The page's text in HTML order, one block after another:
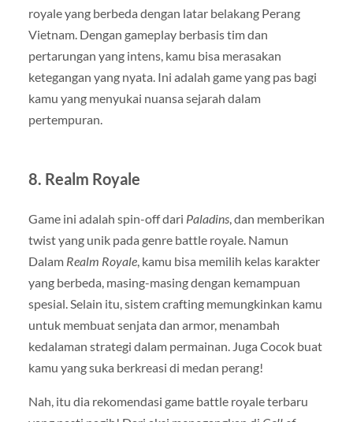
royale yang berbeda dengan latar belakang Perang
Vietnam. Dengan gameplay berbasis tim dan
pertarungan yang intens, kamu bisa merasakan
ketegangan yang nyata. Ini adalah game yang pas bagi
kamu yang menyukai nuansa sejarah dalam
pertempuran.
8. Realm Royale
Game ini adalah spin-off dari Paladins, dan memberikan
twist yang unik pada genre battle royale. Namun
Dalam Realm Royale, kamu bisa memilih kelas karakter
yang berbeda, masing-masing dengan kemampuan
spesial. Selain itu, sistem crafting memungkinkan kamu
untuk membuat senjata dan armor, menambah
kedalaman strategi dalam permainan. Juga Cocok buat
kamu yang suka berkreasi di medan perang!
Nah, itu dia rekomendasi game battle royale terbaru